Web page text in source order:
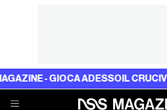
ADESSO IL CRUCIVERBA DI NSS